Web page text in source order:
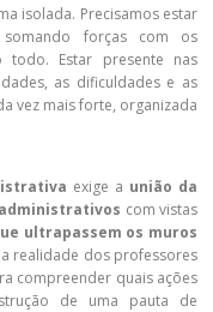
isolada. Precisamos estar
forças com os
todo. Estar presente nas
as dificuldades e as
vez mais forte, organizada
exige a união da
com vistas
ultrapassem os muros
a realidade dos professores
compreender quais ações
de uma pauta de